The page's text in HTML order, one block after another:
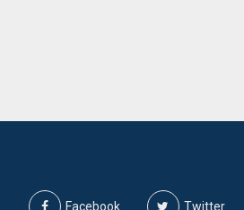
Facebook Twitter